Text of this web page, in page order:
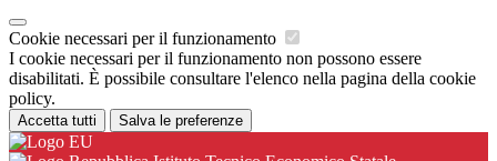
Cookie necessari per il funzionamento
I cookie necessari per il funzionamento non possono essere
disabilitati. È possibile consultare l'elenco nella pagina della cookie
policy.
Accetta tutti Salva le preferenze